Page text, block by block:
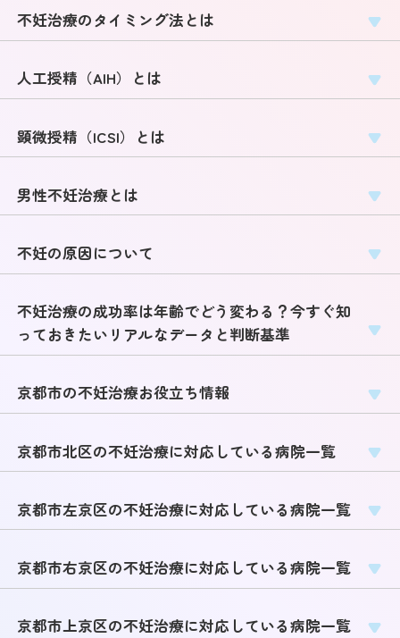
不妊治療のタイミング法とは
人工授精（AIH）とは
顕微授精（ICSI）とは
男性不妊治療とは
不妊の原因について
不妊治療の成功率は年齢でどう変わる？今すぐ知
っておきたいリアルなデータと判断基準
京都市の不妊治療お役立ち情報
京都市北区の不妊治療に対応している病院一覧
京都市左京区の不妊治療に対応している病院一覧
京都市右京区の不妊治療に対応している病院一覧
京都市上京区の不妊治療に対応している病院一覧